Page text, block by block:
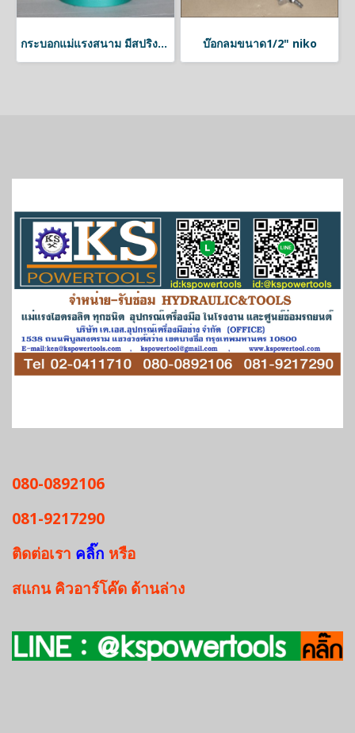
กระบอกแม่แรงสนาม มีสปริงดึงกลับ บ๊อกลมขนาด1/2" niko
080-0892106
081-9217290
ติดต่อเรา คลิ๊ก หรือ
สแกนคิวอาร์โค๊ด ด้านล่าง